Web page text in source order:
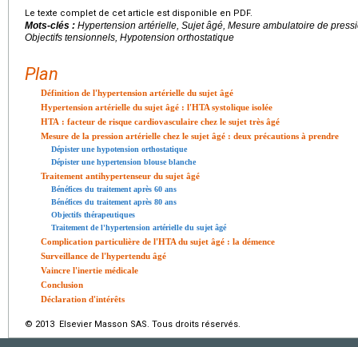
Le texte complet de cet article est disponible en PDF.
Mots-clés : Hypertension artérielle, Sujet âgé, Mesure ambulatoire de
Objectifs tensionnels, Hypotension orthostatique
Plan
Définition de l'hypertension artérielle du sujet âgé
Hypertension artérielle du sujet âgé : l'HTA systolique isolée
HTA : facteur de risque cardiovasculaire chez le sujet très âgé
Mesure de la pression artérielle chez le sujet âgé : deux précautions à prendre
Dépister une hypotension orthostatique
Dépister une hypertension blouse blanche
Traitement antihypertenseur du sujet âgé
Bénéfices du traitement après 60 ans
Bénéfices du traitement après 80 ans
Objectifs thérapeutiques
Traitement de l'hypertension artérielle du sujet âgé
Complication particulière de l'HTA du sujet âgé : la démence
Surveillance de l'hypertendu âgé
Vaincre l'inertie médicale
Conclusion
Déclaration d'intérêts
© 2013 Elsevier Masson SAS. Tous droits réservés.